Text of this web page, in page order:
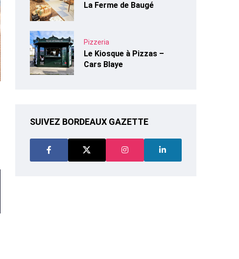
La Ferme de Baugé
Pizzeria
Le Kiosque à Pizzas –
Cars Blaye
SUIVEZ BORDEAUX GAZETTE